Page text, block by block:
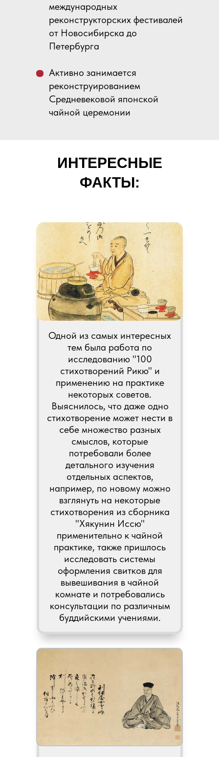
международных
реконструкторских фестивалей
от Новосибирска до
Петербурга
Активно занимается
реконструированием
Средневековой японской
чайной церемонии
ИНТЕРЕСНЫЕ
ФАКТЫ:
Одной из самых интересных
тем была работа по
исследованию "100
стихотворений Рикю" и
применению на практике
некоторых советов.
Выяснилось, что даже одно
стихотворение может нести в
себе множество разных
смыслов, которые
потребовали более
детального изучения
отдельных аспектов,
например, по новому можно
взглянуть на некоторые
стихотворения из сборника
"Хякунин Иссю"
применительно к чайной
практике, также пришлось
исследовать системы
оформления свитков для
вывешивания в чайной
комнате и потребовались
консультации по различным
буддийскими учениями.